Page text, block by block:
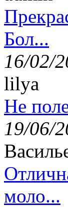
Бол...
16/02/
lilya
Не
19/06/
моло...